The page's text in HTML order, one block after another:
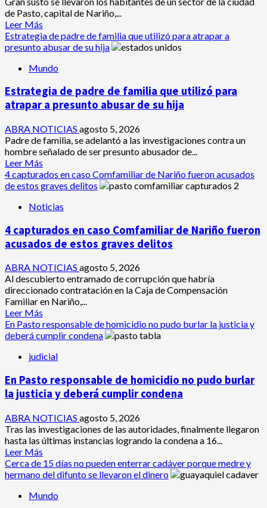
Reinado
del
Turismo
2026
de Pasto, capital de Nariño,...
Leer Más
más
acerca
Un
fue
baleado
plena
calle
en
sector
de
Pasto
Estrategia de padre de familia que utilizó para atrapar a
presunto abusar de su hija
Mundo
Estrategia de padre de familia que utilizó para
atrapar a presunto abusar de su hija
ABRA NOTICIAS agosto 5, 2026
Padre de familia, se adelantó a las investigaciones contra un
hombre señalado de ser presunto abusador de...
Leer Más
más
acerca
Estrategia
padre
de
familia
que
utilizó
para
atrapar
presunto
abusar
de
su
4 capturados en caso Comfamiliar de Nariño fueron acusados
de estos graves delitos
Noticias
4 capturados en caso Comfamiliar de Nariño fueron
acusados de estos graves delitos
ABRA NOTICIAS agosto 5, 2026
Al descubierto entramado de corrupción que habría
direccionado contratación en la Caja de Compensación
Familiar en Nariño,...
Leer Más
más
acerca
4
en
caso
Comfamiliar
de
Nariño
fueron
de
estos
graves
delitos
En Pasto responsable de homicidio no pudo burlar la justicia y
deberá cumplir condena
judicial
En Pasto responsable de homicidio no pudo burlar
la justicia y deberá cumplir condena
ABRA NOTICIAS agosto 5, 2026
Tras las investigaciones de las autoridades, finalmente llegaron
hasta las últimas instancias logrando la condena a 16...
Leer Más
más
acerca
En
Cerca de 15 días no pueden enterrar cadáver porque medre y
hermano del difunto se llevaron el dinero
Mundo